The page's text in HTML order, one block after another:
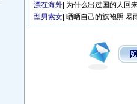
漂在海外 为什么出过国的人回
型男索女 晒晒自己的旗袍照 暴